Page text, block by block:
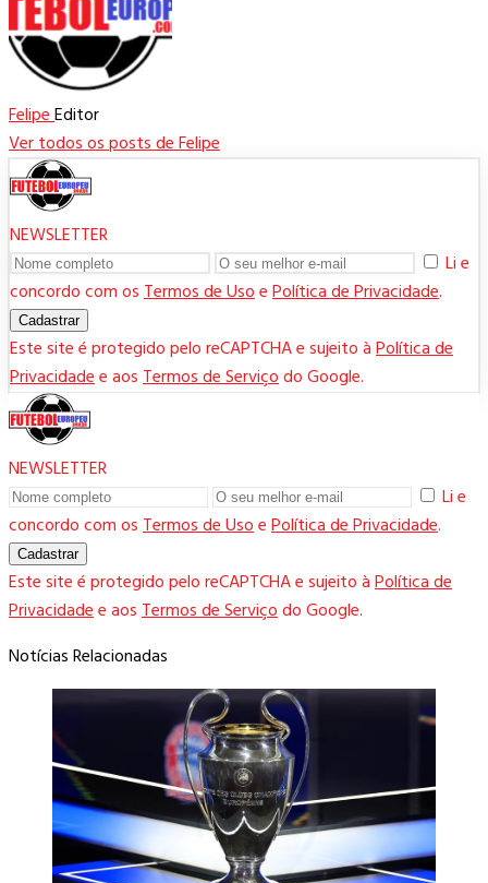
FelipeEditor
Ver todos os posts de Felipe
NEWSLETTER
Li e
concordo com osTermos de UsoePolítica de Privacidade.
Cadastrar
Este site é protegido pelo reCAPTCHA e sujeito àPolítica de
Privacidadee aosTermos de Serviçodo Google.
NEWSLETTER
Li e
concordo com osTermos de UsoePolítica de Privacidade.
Cadastrar
Este site é protegido pelo reCAPTCHA e sujeito àPolítica de
Privacidadee aosTermos de Serviçodo Google.
Notícias Relacionadas